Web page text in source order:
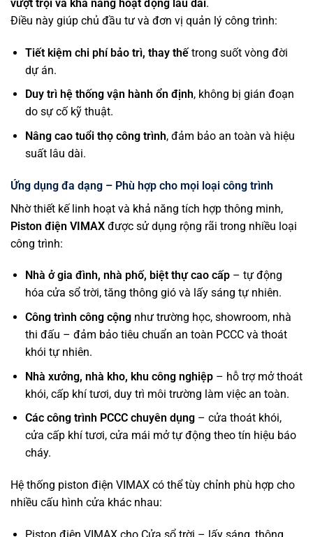
vượt trội và khả năng hoạt động lâu dài.
Điều này giúp chủ đầu tư và đơn vị quản lý công trình:
Tiết kiệm chi phí bảo trì, thay thếtrong suốt vòng đời
dự án.
Duy trì hệ thống vận hành ổn định, không bị gián đoạn
do sự cố kỹ thuật.
Nâng cao tuổi thọ công trình, đảm bảo an toàn và hiệu
suất lâu dài.
Ứng dụng đa dạng – Phù hợp cho mọi loại công trình
Nhờ thiết kế linh hoạt và khả năng tích hợp thông minh,
Piston điện VIMAX được sử dụng rộng rãi trong nhiều loại
công trình:
Nhà ở gia đình, nhà phố, biệt thự cao cấp– tự động
hóa cửa sổ trời, tăng thông gió và lấy sáng tự nhiên.
Công trình công cộngnhư trường học, showroom, nhà
thi đấu – đảm bảo tiêu chuẩn an toàn PCCC và thoát
khói tự nhiên.
Nhà xưởng, nhà kho, khu công nghiệp– hỗ trợ mở thoát
khói, cấp khí tươi, duy trì môi trường làm việc an toàn.
Các công trình PCCC chuyên dụng– cửa thoát khói,
cửa cấp khí tươi, cửa mái mở tự động theo tín hiệu báo
cháy.
Hệ thống piston điện VIMAX có thể tùy chỉnh phù hợp cho
nhiều cấu hình cửa khác nhau: